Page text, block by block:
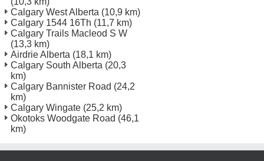
Calgary West Alberta (10,9 km)
Calgary 1544 16Th (11,7 km)
Calgary Trails Macleod S W
(13,3 km)
Airdrie Alberta (18,1 km)
Calgary South Alberta (20,3
km)
Calgary Bannister Road (24,2
km)
Calgary Wingate (25,2 km)
Okotoks Woodgate Road (46,1
km)